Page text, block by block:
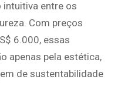
intuitiva entre os
Com preços
6.000, essas
apenas pela estética,
de sustentabilidade